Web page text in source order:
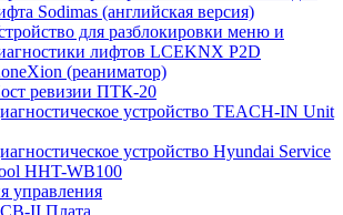
Sodimas (английская версия)
для разблокировки меню и
лифтов LCEKNX P2D
(реаниматор)
ревизии ПТК-20
устройство TEACH-IN Unit
устройство Hyundai Service
HHT-WB100
управления
II Плата